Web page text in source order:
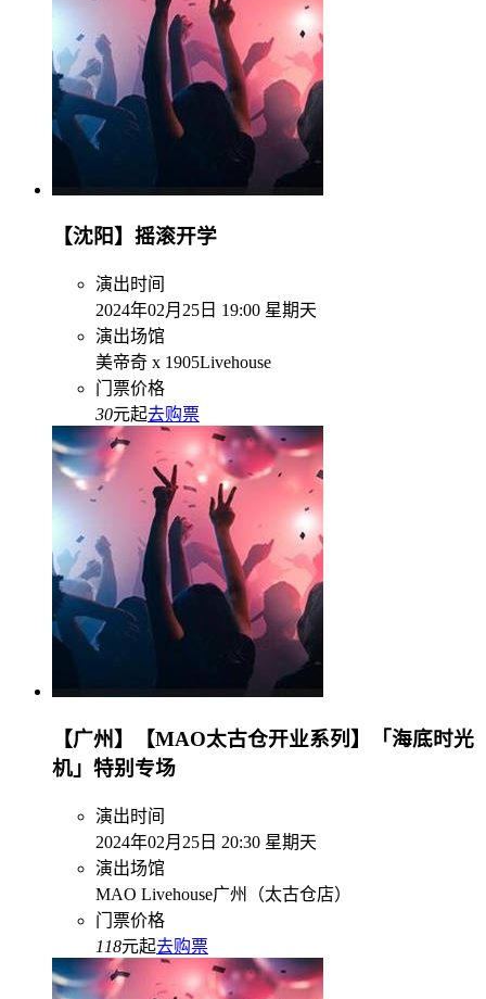
【沈阳】摇滚开学
演出时间
2024年02月25日 19:00 星期天
演出场馆
美帝奇 x 1905Livehouse
门票价格
30元起去购票
【广州】【MAO太古仓开业系列】「海底时光
机」特别专场
演出时间
2024年02月25日 20:30 星期天
演出场馆
MAO Livehouse广州（太古仓店）
门票价格
118元起去购票